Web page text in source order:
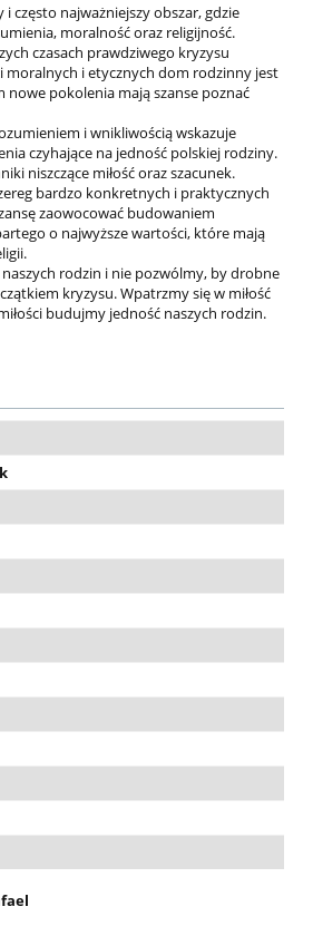
często najważniejszy obszar, gdzie
moralność oraz religijność.
czasach prawdziwego kryzysu
moralnych i etycznych dom rodzinny jest
pokolenia mają szanse poznać
i wnikliwością wskazuje
czyhające na jedność polskiej rodziny.
niszczące miłość oraz szacunek.
bardzo konkretnych i praktycznych
zaowocować budowaniem
o najwyższe wartości, które mają
naszych rodzin i nie pozwólmy, by drobne
kryzysu. Wpatrzmy się w miłość
budujmy jedność naszych rodzin.